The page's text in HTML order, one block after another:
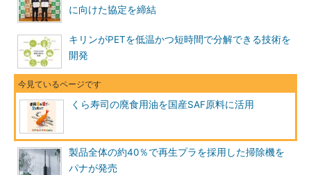
に向けた協定を締結
キリンがPETを低温かつ短時間で分解できる技術を
開発
くら寿司の廃食用油を国産SAF原料に活用
製品全体の約40％で再生プラを採用した掃除機を
パナが発売